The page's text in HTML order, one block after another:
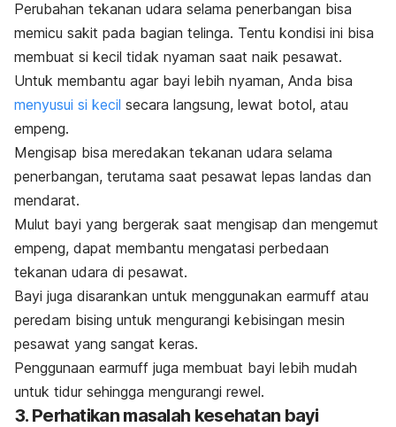
Perubahan tekanan udara selama penerbangan bisa
memicu sakit pada bagian telinga. Tentu kondisi ini bisa
membuat si kecil tidak nyaman saat naik pesawat.
Untuk membantu agar bayi lebih nyaman, Anda bisa
menyusui si kecil secara langsung, lewat botol, atau
empeng.
Mengisap bisa meredakan tekanan udara selama
penerbangan, terutama saat pesawat lepas landas dan
mendarat.
Mulut bayi yang bergerak saat mengisap dan mengemut
empeng, dapat membantu mengatasi perbedaan
tekanan udara di pesawat.
Bayi juga disarankan untuk menggunakan earmuff atau
peredam bising untuk mengurangi kebisingan mesin
pesawat yang sangat keras.
Penggunaan earmuff juga membuat bayi lebih mudah
untuk tidur sehingga mengurangi rewel.
3. Perhatikan masalah kesehatan bayi